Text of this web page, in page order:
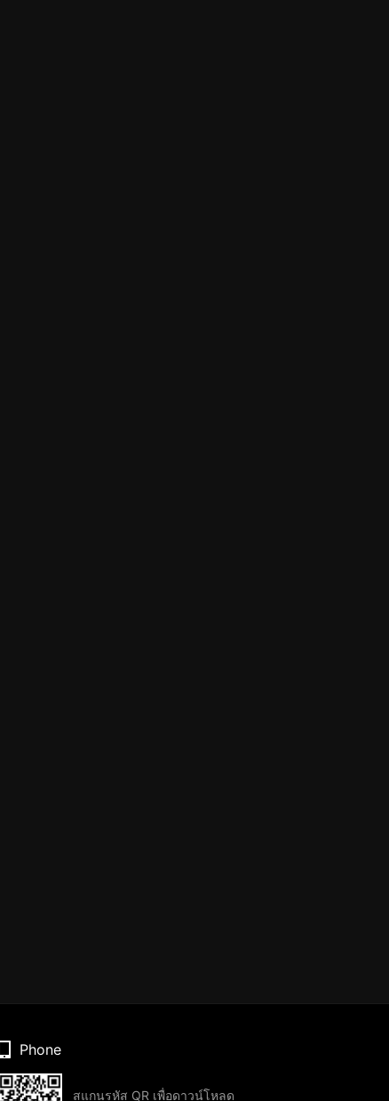
Phone
สแกนรหัส QR เพื่อดาวน์โหลด